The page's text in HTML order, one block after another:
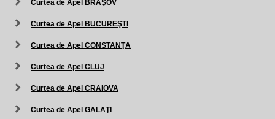
Curtea de Apel BRAŞOV
Curtea de Apel BUCUREŞTI
Curtea de Apel CONSTANŢA
Curtea de Apel CLUJ
Curtea de Apel CRAIOVA
Curtea de Apel GALAŢI